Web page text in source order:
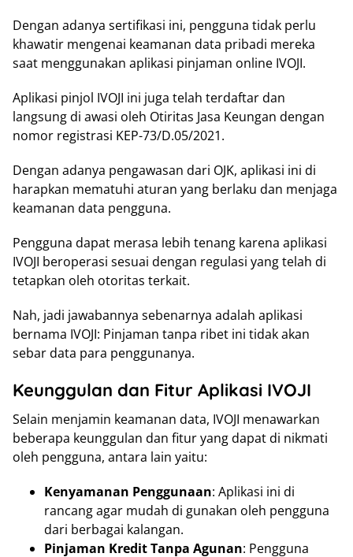
Dengan adanya sertifikasi ini, pengguna tidak perlu
khawatir mengenai keamanan data pribadi mereka
saat menggunakan aplikasi pinjaman online IVOJI.
Aplikasi pinjol IVOJI ini juga telah terdaftar dan
langsung di awasi oleh Otiritas Jasa Keungan dengan
nomor registrasi KEP-73/D.05/2021.
Dengan adanya pengawasan dari OJK, aplikasi ini di
harapkan mematuhi aturan yang berlaku dan menjaga
keamanan data pengguna.
Pengguna dapat merasa lebih tenang karena aplikasi
IVOJI beroperasi sesuai dengan regulasi yang telah di
tetapkan oleh otoritas terkait.
Nah, jadi jawabannya sebenarnya adalah aplikasi
bernama IVOJI: Pinjaman tanpa ribet ini tidak akan
sebar data para penggunanya.
Keunggulan dan Fitur Aplikasi IVOJI
Selain menjamin keamanan data, IVOJI menawarkan
beberapa keunggulan dan fitur yang dapat di nikmati
oleh pengguna, antara lain yaitu:
Kenyamanan Penggunaan: Aplikasi ini di
rancang agar mudah di gunakan oleh pengguna
dari berbagai kalangan.
Pinjaman Kredit Tanpa Agunan: Pengguna